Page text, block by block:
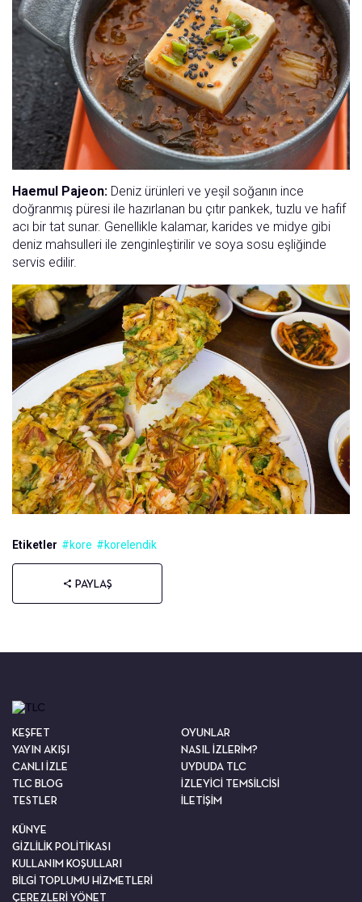
Haemul Pajeon: Deniz ürünleri ve yeşil soğanın ince
doğranmış püresi ile hazırlanan bu çıtır pankek, tuzlu ve hafif
acı bir tat sunar. Genellikle kalamar, karides ve midye gibi
deniz mahsulleri ile zenginleştirilir ve soya sosu eşliğinde
servis edilir.
Etiketler #kore #korelendik
PAYLAŞ
KEŞFET
YAYIN AKIŞI
CANLI İZLE
TLC BLOG
TESTLER
OYUNLAR
NASIL İZLERİM?
UYDUDA TLC
İZLEYİCİ TEMSİLCİSİ
İLETİŞİM
KÜNYE
GİZLİLİK POLİTİKASI
KULLANIM KOŞULLARI
BİLGİ TOPLUMU HİZMETLERİ
ÇEREZLERİ YÖNET